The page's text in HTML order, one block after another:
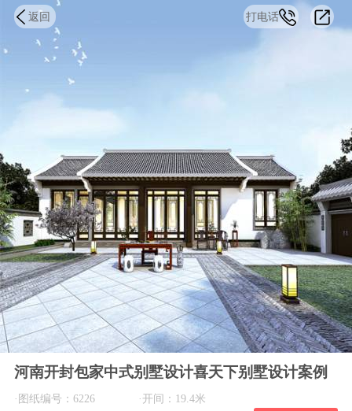
返回 打电话
河南开封包家中式别墅设计喜天下别墅设计案例
·图纸编号：6226
·开间：19.4米